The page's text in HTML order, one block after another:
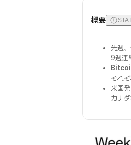
概要
先週、
9週連
それ
米国
カナ